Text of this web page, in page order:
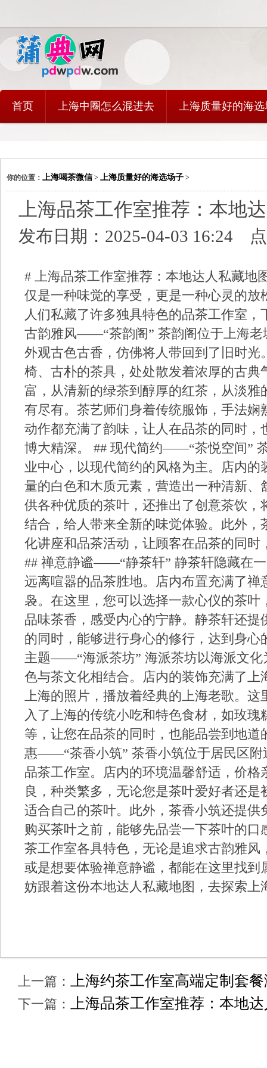
首页 上海中圈怎么混进去 上海质量好的海选
你的位置： 上海喝茶微信> 上海质量好的海选场子 >
上海品茶工作室推荐：本地
发布日期：2025-04-03 16:24
# 上海品茶工作室推荐：本地达人私藏地
仅是一种味觉的享受，更是一种心灵的放
人们私藏了许多独具特色的品茶工作室，
古韵雅风——“茶韵阁” 茶韵阁位于上海老
外观古色古香，仿佛将人带回到了旧时光
椅、古朴的茶具，处处散发着浓厚的古典
富，从清新的绿茶到醇厚的红茶，从淡雅
有尽有。茶艺师们身着传统服饰，手法娴
动作都充满了韵味，让人在品茶的同时，
博大精深。 ## 现代简约——“茶悦空间”
业中心，以现代简约的风格为主。店内的
量的白色和木质元素，营造出一种清新、
供各种优质的茶叶，还推出了创意茶饮，
结合，给人带来全新的味觉体验。此外，
化讲座和品茶活动，让顾客在品茶的同时
## 禅意静谧——“静茶轩” 静茶轩隐藏在
远离喧嚣的品茶胜地。店内布置充满了禅
袅。在这里，您可以选择一款心仪的茶叶
品味茶香，感受内心的宁静。静茶轩还提
的同时，能够进行身心的修行，达到身心
主题——“海派茶坊” 海派茶坊以海派文化
色与茶文化相结合。店内的装饰充满了上
上海的照片，播放着经典的上海老歌。这
入了上海的传统小吃和特色食材，如玫瑰
等，让您在品茶的同时，也能品尝到地道
惠——“茶香小筑” 茶香小筑位于居民区附
品茶工作室。店内的环境温馨舒适，价格
良，种类繁多，无论您是茶叶爱好者还
适合自己的茶叶。此外，茶香小筑还提供
购买茶叶之前，能够先品尝一下茶叶的口
茶工作室各具特色，无论是追求古韵雅风
或是想要体验禅意静谧，都能在这里找到
妨跟着这份本地达人私藏地图，去探索上
上一篇： 上海约茶工作室高端定制套餐
下一篇： 上海品茶工作室推荐：本地